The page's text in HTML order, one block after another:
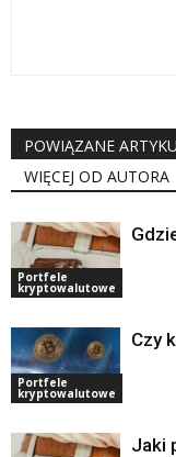
POWIĄZANE
WIĘCEJ OD AUTORA
Portfele
kryptowalutowe
Portfele
kryptowalutowe
Czy
Jaki